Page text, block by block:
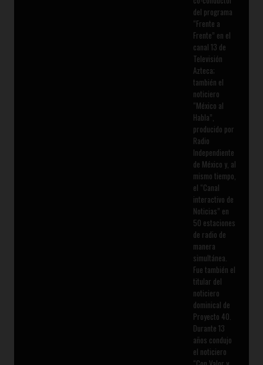
del programa
“Frente a
Frente” en el
canal 13 de
Televisión
Azteca;
también el
noticiero
“México al
Habla”,
producido por
Radio
Independiente
de México y, al
mismo tiempo,
el “Canal
interactivo de
Noticias” en
50 estaciones
de radio de
manera
simultánea.
Fue también el
titular del
noticiero
dominical de
Proyecto 40.
Durante 13
años condujo
el noticiero